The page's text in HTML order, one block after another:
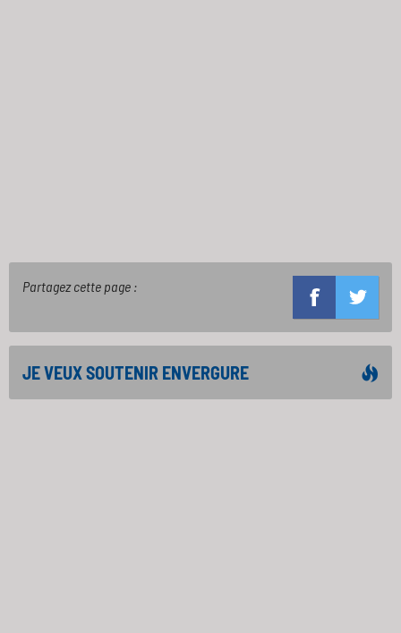
Partagez cette page :
JE VEUX SOUTENIR ENVERGURE